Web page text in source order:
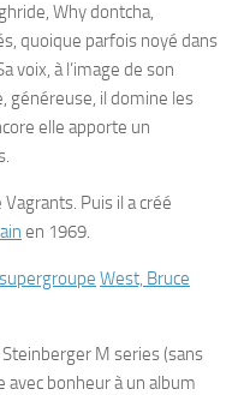
Why dontcha,
quoique parfois noyé dans
voix, à l’image de son
généreuse, il domine les
elle apporte un
Vagrants. Puis il a créé
en 1969.
supergroupe West, Bruce
M series (sans
avec bonheur à un album